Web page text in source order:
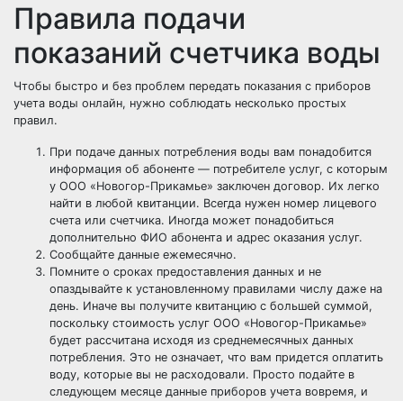
Правила подачи
показаний счетчика воды
Чтобы быстро и без проблем передать показания с приборов
учета воды онлайн, нужно соблюдать несколько простых
правил.
При подаче данных потребления воды вам понадобится
информация об абоненте — потребителе услуг, с которым
у ООО «Новогор-Прикамье» заключен договор. Их легко
найти в любой квитанции. Всегда нужен номер лицевого
счета или счетчика. Иногда может понадобиться
дополнительно ФИО абонента и адрес оказания услуг.
Сообщайте данные ежемесячно.
Помните о сроках предоставления данных и не
опаздывайте к установленному правилами числу даже на
день. Иначе вы получите квитанцию с большей суммой,
поскольку стоимость услуг ООО «Новогор-Прикамье»
будет рассчитана исходя из среднемесячных данных
потребления. Это не означает, что вам придется оплатить
воду, которые вы не расходовали. Просто подайте в
следующем месяце данные приборов учета вовремя, и